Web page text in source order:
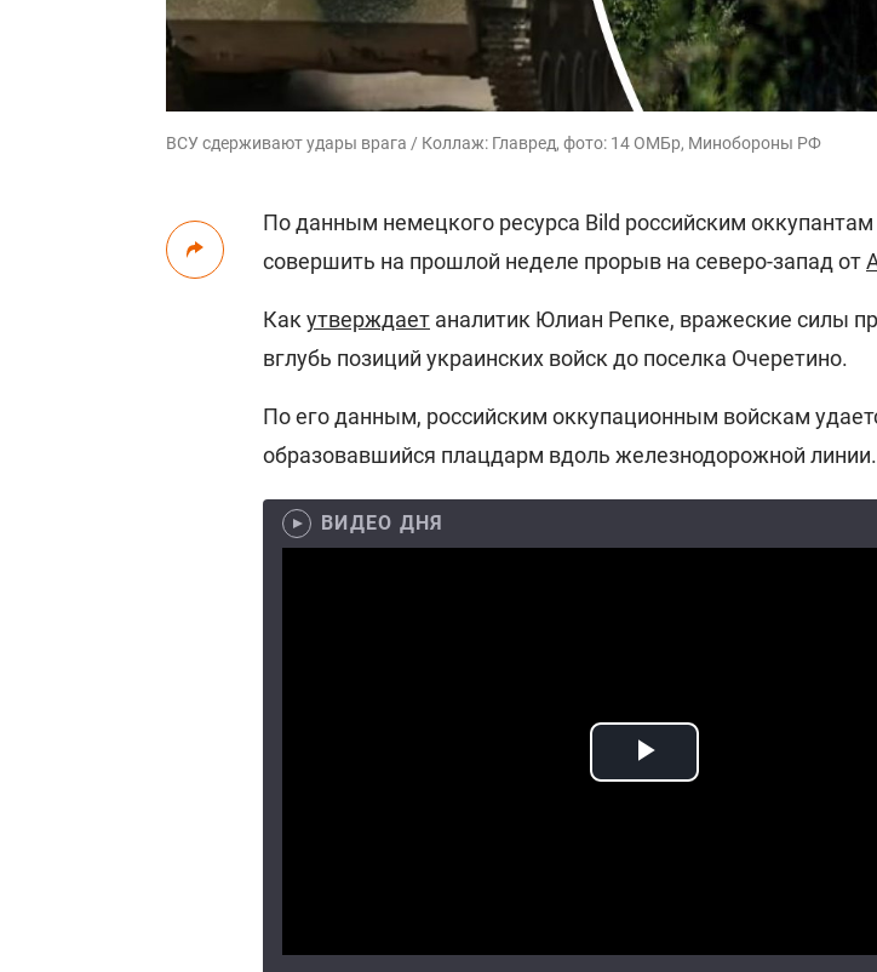
ВСУ сдерживают удары врага / Коллаж: Главред, фото: 14 ОМБр, Минобороны РФ
По данным немецкого ресурса Bild российским оккупантам
совершить на прошлой неделе прорыв на северо-запад от
Как утверждает аналитик Юлиан Репке, вражеские силы
вглубь позиций украинских войск до поселка Очеретино.
По его данным, российским оккупационным войскам
образовавшийся плацдарм вдоль железнодорожной линии.
ВИДЕО ДНЯ